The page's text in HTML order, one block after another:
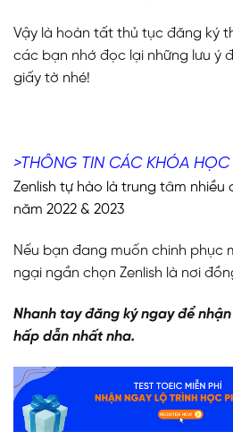
Vậy là hoàn tất thủ tục đăng ký
các bạn nhớ đọc lại những lưu ý
giấy tờ nhé!
>THÔNG TIN CÁC KHÓA HỌC
Zenlish tự hào là trung tâm nhiều
năm 2022 & 2023
Nếu bạn đang muốn chinh phục
ngại ngần chọn Zenlish là nơi
Nhanh tay đăng ký ngay để
hấp dẫn nhất nha.